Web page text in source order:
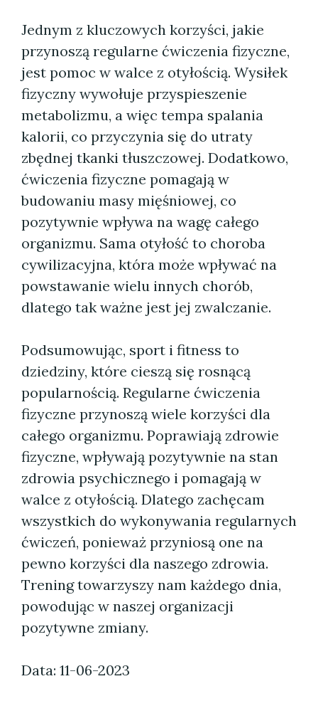
Jednym z kluczowych korzyści, jakie
przynoszą regularne ćwiczenia fizyczne,
jest pomoc w walce z otyłością. Wysiłek
fizyczny wywołuje przyspieszenie
metabolizmu, a więc tempa spalania
kalorii, co przyczynia się do utraty
zbędnej tkanki tłuszczowej. Dodatkowo,
ćwiczenia fizyczne pomagają w
budowaniu masy mięśniowej, co
pozytywnie wpływa na wagę całego
organizmu. Sama otyłość to choroba
cywilizacyjna, która może wpływać na
powstawanie wielu innych chorób,
dlatego tak ważne jest jej zwalczanie.
Podsumowując, sport i fitness to
dziedziny, które cieszą się rosnącą
popularnością. Regularne ćwiczenia
fizyczne przynoszą wiele korzyści dla
całego organizmu. Poprawiają zdrowie
fizyczne, wpływają pozytywnie na stan
zdrowia psychicznego i pomagają w
walce z otyłością. Dlatego zachęcam
wszystkich do wykonywania regularnych
ćwiczeń, ponieważ przyniosą one na
pewno korzyści dla naszego zdrowia.
Trening towarzyszy nam każdego dnia,
powodując w naszej organizacji
pozytywne zmiany.
Data: 11-06-2023